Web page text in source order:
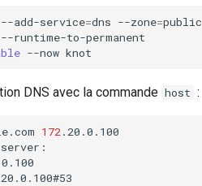
--add-service=dns --zone=public
--runtime-to-permanent
--now
DNS avec la commande host :
172 .20.0.100
server: